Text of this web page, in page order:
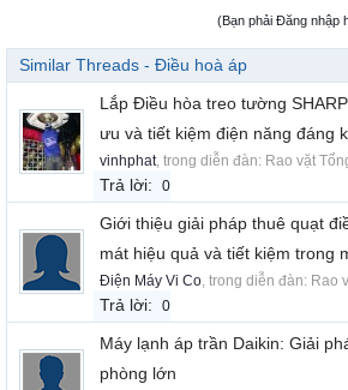
(Bạn phải Đăng nhập
Similar Threads - Điều hoà áp
Lắp Điều hòa treo tường
ưu và tiết kiệm điện năng đáng
vinhphat, trong diễn đàn: Rao vặt
Trả lời: 0
Giới thiệu giải pháp thuê quạt
mát hiệu quả và tiết kiệm trong
Điện Máy Vi Co, trong diễn đàn: Rao
Trả lời: 0
Máy lạnh áp trần Daikin: Giải
phòng lớn